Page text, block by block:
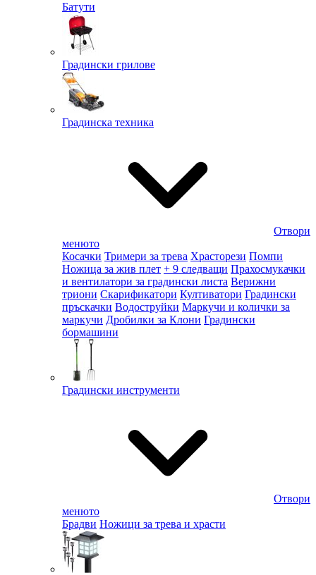
Батути
Градински грилове
Градинска техника
Отвори
менюто
Косачки Тримери за трева Храсторези Помпи
Ножица за жив плет + 9 следващи Прахосмукачки
и вентилатори за градински листа Верижни
триони Скарификатори Култиватори Градински
пръскачки Водоструйки Маркучи и колички за
маркучи Дробилки за Клони Градински
бормашини
Градински инструменти
Отвори
менюто
Брадви Ножици за трева и храсти